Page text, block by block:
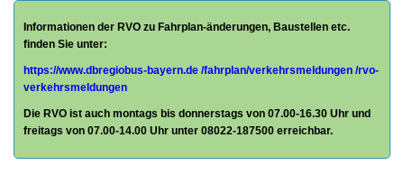
Informationen der RVO zu Fahrplan-änderungen, Baustellen etc.
finden Sie unter:
https://www.dbregiobus-bayern.de /fahrplan/verkehrsmeldungen /rvo-
verkehrsmeldungen
Die RVO ist auch montags bis donnerstags von 07.00-16.30 Uhr und
freitags von 07.00-14.00 Uhr unter 08022-187500 erreichbar.